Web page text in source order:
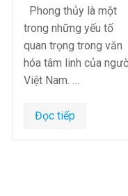
Phong thủy là một
trong những yếu tố
quan trọng trong văn
hóa tâm linh của người
Việt Nam. …
Đọc tiếp